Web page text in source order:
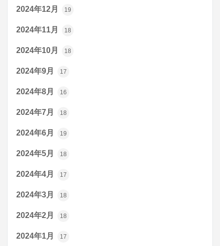
2024年12月 19
2024年11月 18
2024年10月 18
2024年9月 17
2024年8月 16
2024年7月 18
2024年6月 19
2024年5月 18
2024年4月 17
2024年3月 18
2024年2月 18
2024年1月 17